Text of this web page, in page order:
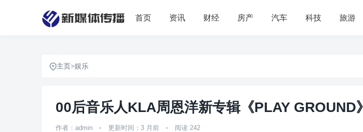
首页 资讯 财经 房产 汽车 科技 旅游
主页>娱乐
00后音乐人KLA周恩洋新专辑《PLAY GROUND
作者：admin • 更新时间：3 月前 • 阅读 242